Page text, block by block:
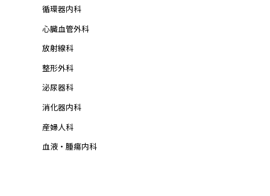
循環器内科
心臓血管外科
放射線科
整形外科
泌尿器科
消化器内科
産婦人科
血液・腫瘍内科